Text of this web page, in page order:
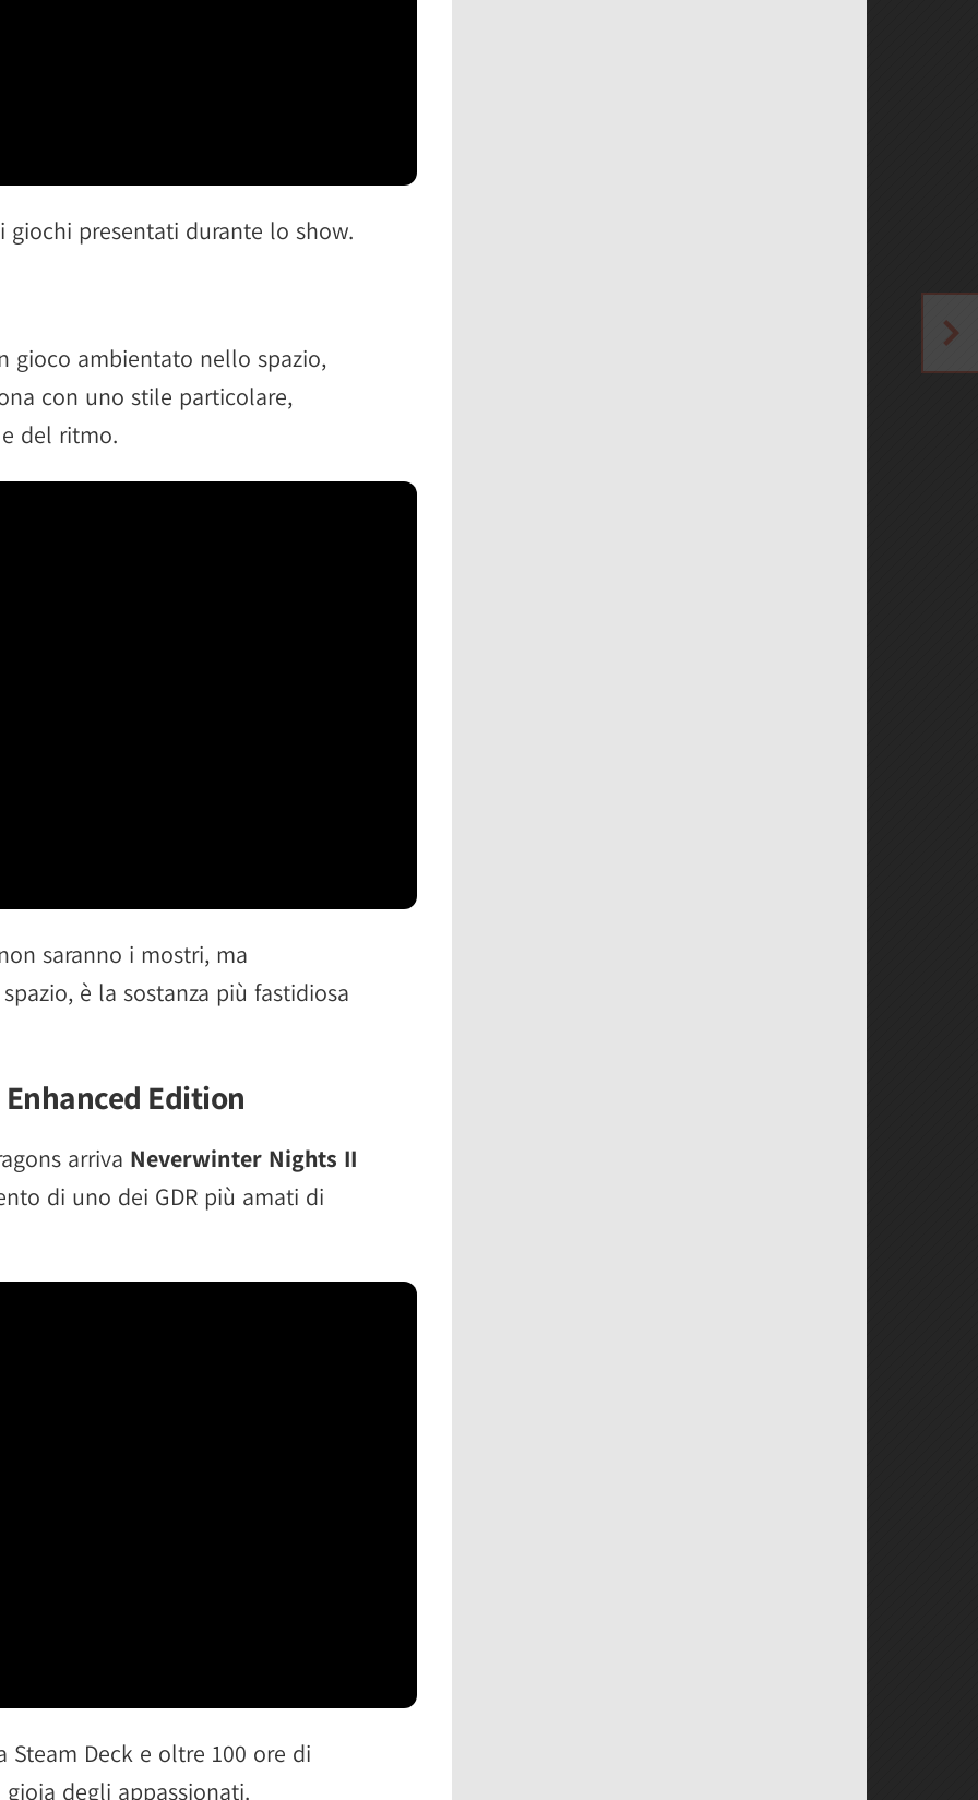
giochi presentati durante lo show.
gioco ambientato nello spazio,
con uno stile particolare,
del ritmo.
saranno i mostri, ma
è la sostanza più fastidiosa
Edition
arriva Neverwinter Nights II
di uno dei GDR più amati di
Deck e oltre 100 ore di
degli appassionati.